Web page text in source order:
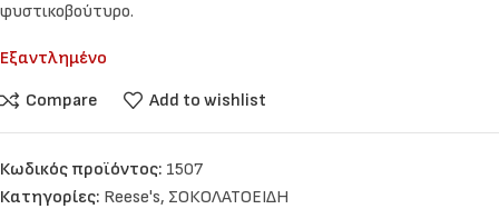
φυστικοβούτυρο.
Εξαντλημένο
Compare
Add to wishlist
Κωδικός προϊόντος: 1507
Κατηγορίες: Reese's, ΣΟΚΟΛΑΤΟΕΙΔΗ